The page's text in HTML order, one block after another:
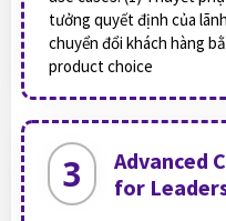
tưởng quyết định của
chuyển đổi khách hàng
product choice
Advanced
for
3